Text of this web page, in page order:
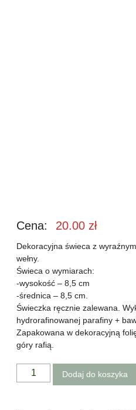
Cena: 20.00 zł
Dekoracyjna świeca z
wełny.
Świeca o wymiarach:
-wysokość – 8,5 cm
-średnica – 8,5 cm.
Świeczka ręcznie zalewana.
hydrorafinowanej parafiny +
Zapakowana w dekoracyjną
góry rafią.
Dodaj do koszyka